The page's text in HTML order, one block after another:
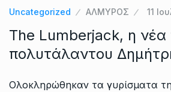
Uncategorized ΑΛΜΥΡΟΣ 11
The Lumberjack, η νέα
πολυτάλαντου
Ολοκληρώθηκαν τα γυρίσματα